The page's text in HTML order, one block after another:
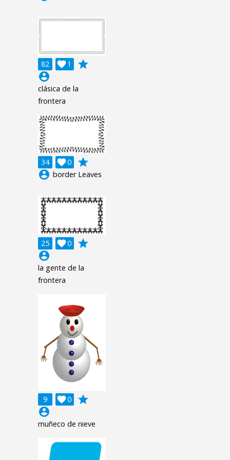
82 1

grade
account_circle
clásica de la
frontera
34 0

grade
account_circle border Leaves
25 0

grade
account_circle
la gente de la
frontera
9 0

grade
account_circle
muñeco de nieve